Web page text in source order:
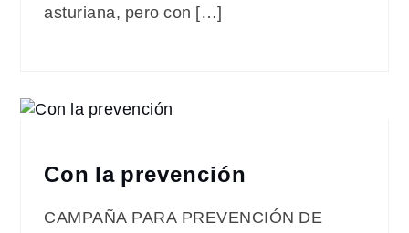
asturiana, pero con […]
Con la prevención
CAMPAÑA PARA PREVENCIÓN DE